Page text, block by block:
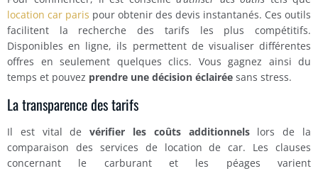
location car paris pour obtenir des devis instantanés. Ces outils
facilitent la recherche des tarifs les plus compétitifs.
Disponibles en ligne, ils permettent de visualiser différentes
offres en seulement quelques clics. Vous gagnez ainsi du
temps et pouvez prendre une décision éclairée sans stress.
La transparence des tarifs
Il est vital de vérifier les coûts additionnelslors de la
comparaison des services de location de car. Les clauses
concernant le carburant et les péages varient